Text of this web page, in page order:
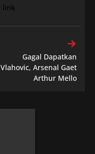
Gagal Dapatkan
Vlahovic, Arsenal Gaet
Arthur Mello